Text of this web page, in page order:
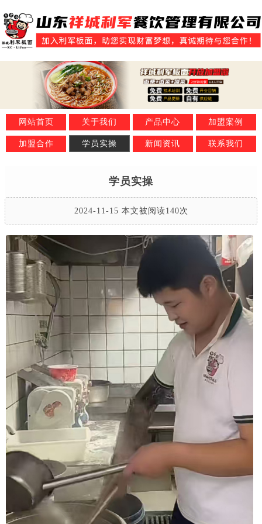
网站首页 关于我们 产品中心 加盟案例
加盟合作 学员实操 新闻资讯 联系我们
学员实操
2024-11-15 本文被阅读140次